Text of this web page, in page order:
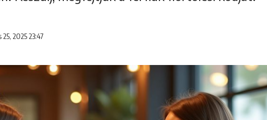
2025 23:47